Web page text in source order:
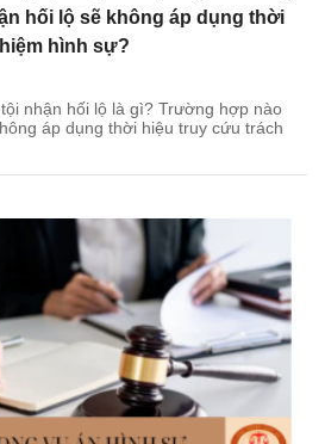
hối lộ sẽ không áp dụng thời
hình sự?
nhận hối lộ là gì? Trường hợp nào
áp dụng thời hiệu truy cứu trách